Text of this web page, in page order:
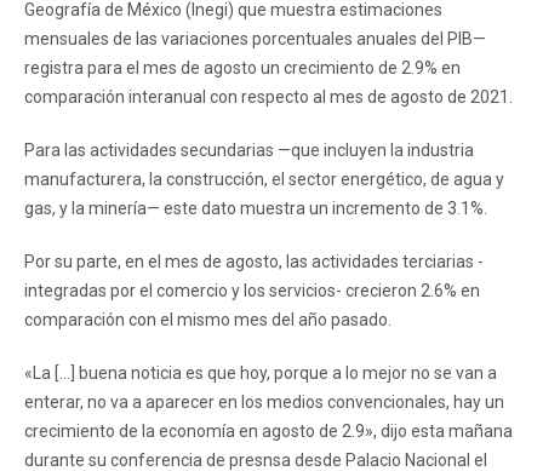
Geografía de México (Inegi) que muestra estimaciones
mensuales de las variaciones porcentuales anuales del PIB—
registra para el mes de agosto un crecimiento de 2.9% en
comparación interanual con respecto al mes de agosto de 2021.
Para las actividades secundarias —que incluyen la industria
manufacturera, la construcción, el sector energético, de agua y
gas, y la minería— este dato muestra un incremento de 3.1%.
Por su parte, en el mes de agosto, las actividades terciarias -
integradas por el comercio y los servicios- crecieron 2.6% en
comparación con el mismo mes del año pasado.
«La [...] buena noticia es que hoy, porque a lo mejor no se van a
enterar, no va a aparecer en los medios convencionales, hay un
crecimiento de la economía en agosto de 2.9», dijo esta mañana
durante su conferencia de presnsa desde Palacio Nacional el